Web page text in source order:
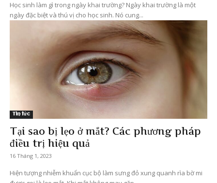
Học sinh làm gì trong ngày khai trường? Ngày khai trường là một
ngày đặc biệt và thú vị cho học sinh. Nó cung...
Tin tức
Tại sao bị lẹo ở mắt? Các phương pháp
điều trị hiệu quả
16 Tháng 1, 2023
Hiện tượng nhiễm khuẩn cục bộ làm sưng đỏ xung quanh rìa bờ mi